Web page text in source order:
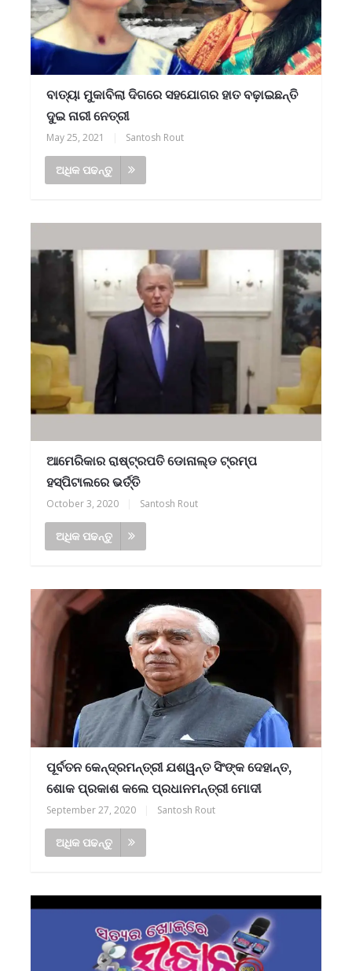
ବାତ୍ୟା ମୁକାବିଲା ଦିଗରେ ସହଯୋଗର ହାତ ବଢ଼ାଇଛନ୍ତି
ଦୁଇ ନାରୀ ନେତ୍ରୀ
May 25, 2021 Santosh Rout
ଅଧିକ ପଢନ୍ତୁ
ଆମେରିକାର ରାଷ୍ଟ୍ରପତି ଡୋନାଲ୍ଡ ଟ୍ରମ୍ପ
ହସ୍ପିଟାଲରେ ଭର୍ତ୍ତି
October 3, 2020 Santosh Rout
ଅଧିକ ପଢନ୍ତୁ
ପୂର୍ବତନ କେନ୍ଦ୍ରମନ୍ତ୍ରୀ ଯଶୱନ୍ତ ସିଂଙ୍କ ଦେହାନ୍ତ,
ଶୋକ ପ୍ରକାଶ କଲେ ପ୍ରଧାନମନ୍ତ୍ରୀ ମୋଦୀ
September 27, 2020 Santosh Rout
ଅଧିକ ପଢନ୍ତୁ